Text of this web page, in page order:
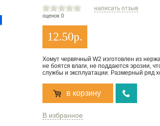
оценок 0
написать отзыв
12.50р.
Хомут червячный W2 изготовлен из
не боятся влаги, не поддаются эрозии,
службы и эксплуатации. Размерный ряд
в корзину
В избранное